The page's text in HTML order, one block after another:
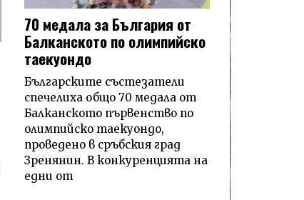
70 медала за България от
Балканското по олимпийско
таекуондо
Българските състезатели
спечелиха общо 70 медала от
Балканското първенство по
олимпийско таекуондо,
проведено в сръбския град
Зренянин. В конкуренцията на
едни от